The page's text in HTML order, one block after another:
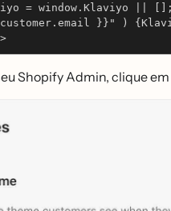
= window.Klaviyo || [];
}}" )
Shopify Admin, clique em